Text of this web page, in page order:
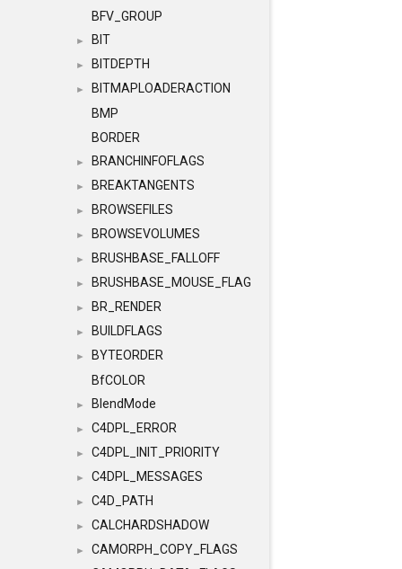
BFV_GROUP
► BIT
► BITDEPTH
►
BITMAPLOADERACTION
BMP
BORDER
► BRANCHINFOFLAGS
► BREAKTANGENTS
► BROWSEFILES
► BROWSEVOLUMES
► BRUSHBASE_FALLOFF
► BRUSHBASE_MOUSE_FLAG
► BR_RENDER
► BUILDFLAGS
►
BYTEORDER
BfCOLOR
► BlendMode
► C4DPL_ERROR
► C4DPL_INIT_PRIORITY
► C4DPL_MESSAGES
► C4D_PATH
► CALCHARDSHADOW
►
CAMORPH_COPY_FLAGS